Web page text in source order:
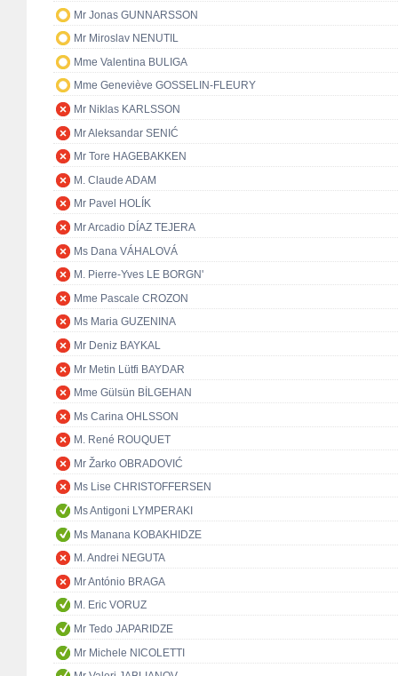
Mr Jonas GUNNARSSON
Mr Miroslav NENUTIL
Mme Valentina BULIGA
Mme Geneviève GOSSELIN-FLEURY
Mr Niklas KARLSSON
Mr Aleksandar SENIĆ
Mr Tore HAGEBAKKEN
M. Claude ADAM
Mr Pavel HOLÍK
Mr Arcadio DÍAZ TEJERA
Ms Dana VÁHALOVÁ
M. Pierre-Yves LE BORGN'
Mme Pascale CROZON
Ms Maria GUZENINA
Mr Deniz BAYKAL
Mr Metin Lütfi BAYDAR
Mme Gülsün BİLGEHAN
Ms Carina OHLSSON
M. René ROUQUET
Mr Žarko OBRADOVIĆ
Ms Lise CHRISTOFFERSEN
Ms Antigoni LYMPERAKI
Ms Manana KOBAKHIDZE
M. Andrei NEGUTA
Mr António BRAGA
M. Eric VORUZ
Mr Tedo JAPARIDZE
Mr Michele NICOLETTI